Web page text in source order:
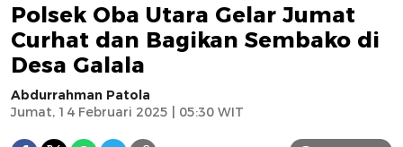
Polsek Oba Utara Gelar Jumat
Curhat dan Bagikan Sembako di
Desa Galala
Abdurrahman Patola
Jumat, 14 Februari 2025 | 05:30 WIT